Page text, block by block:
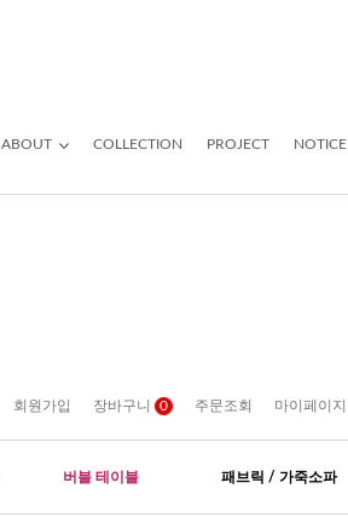
ABOUT COLLECTION PROJECT NOTICE
회원가입 장바구니 0 주문조회 마이페이지
버블 테이블 패브릭 / 가죽소파